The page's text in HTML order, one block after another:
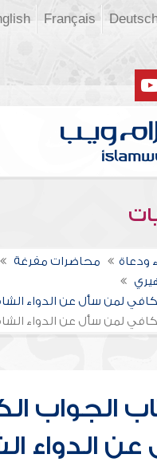
Français
ودعاة
محاضرات مفرغة
لمن سأل عن الدواء
لمن سأل عن الدواء
الجواب
الدواء